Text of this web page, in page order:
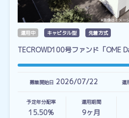
運用中 キャピタル型 先着方式
TECROWD100号ファンド「OME
募集開始日 2026/07/22 運
予定年分配率
15.50%
運用期間
9ヶ月